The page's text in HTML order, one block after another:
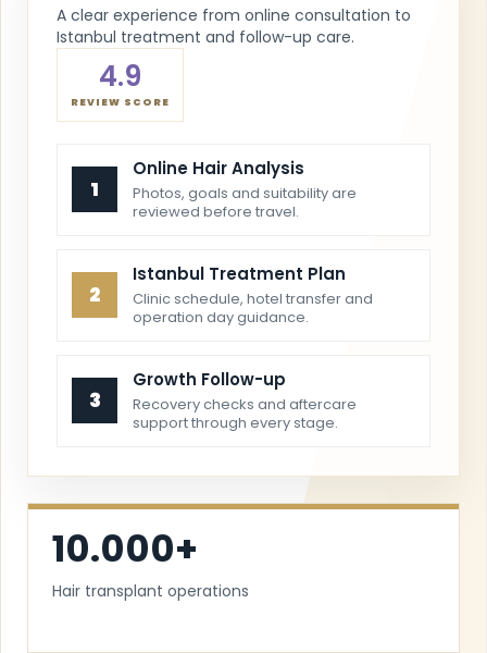
A clear experience from online consultation to
Istanbul treatment and follow-up care.
4.9
REVIEW SCORE
1
Online Hair Analysis
Photos, goals and suitability are
reviewed before travel.
2
Istanbul Treatment Plan
Clinic schedule, hotel transfer and
operation day guidance.
3
Growth Follow-up
Recovery checks and aftercare
support through every stage.
10.000+
Hair transplant operations